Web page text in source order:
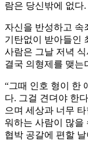
람은 당신밖에 없다
자신을 반성하고 속
기탄없이 받아들인
사람은 그날 저녁
결국 의형제를 맺는
“그때 인호 형이 한
다. 그걸 견뎌야 한
으며 세상과 너무
워하는 사람이 많을
협박 공갈에 편할